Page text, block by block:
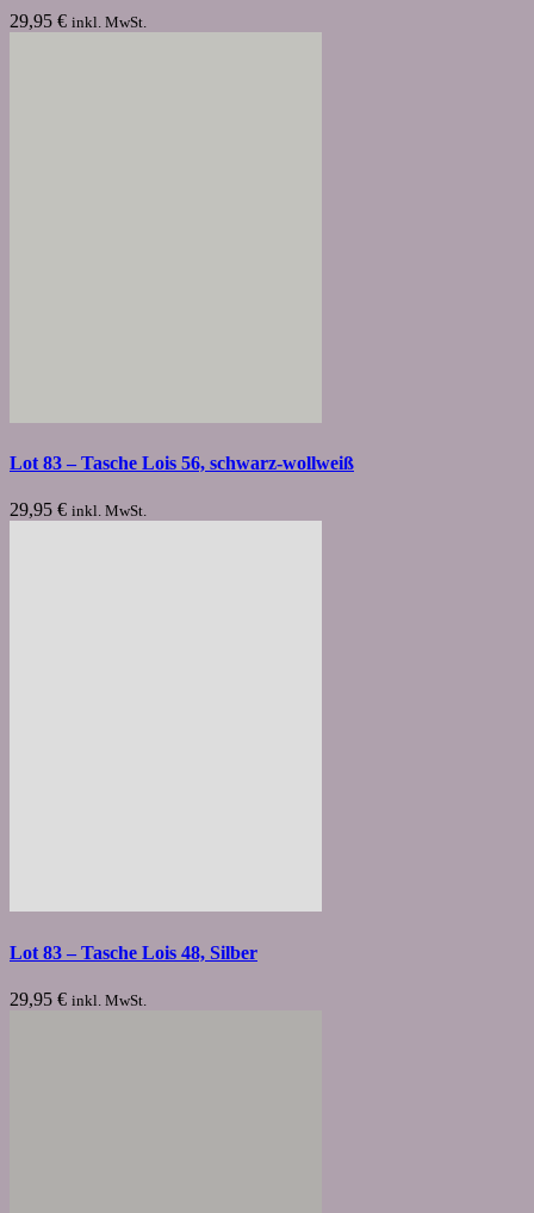
29,95 € inkl. MwSt.
Lot 83 – Tasche Lois 56, schwarz-wollweiß
29,95 € inkl. MwSt.
Lot 83 – Tasche Lois 48, Silber
29,95 € inkl. MwSt.